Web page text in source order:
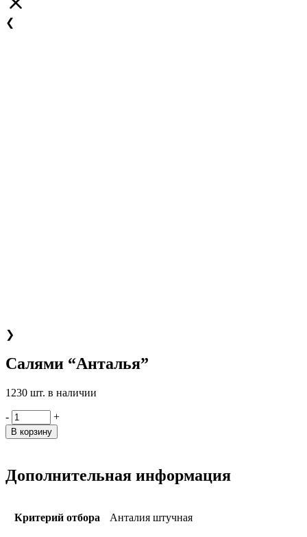
❮
❯
Салями “Анталья”
1230 шт. в наличии
- +
В корзину
Дополнительная информация
Критерий отбора Анталия штучная